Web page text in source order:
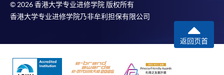
© 2026 香港大学专业进修学院 版权所有
香港大学专业进修学院乃非牟利担保有限公司
返回页首